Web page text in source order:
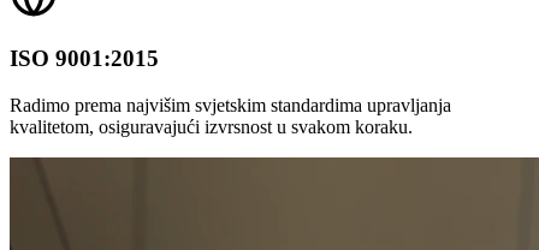
ISO 9001:2015
Radimo prema najvišim svjetskim standardima upravljanja
kvalitetom, osiguravajući izvrsnost u svakom koraku.